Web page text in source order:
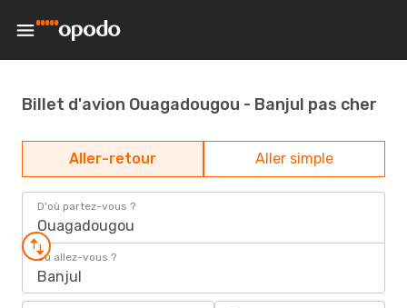
Billet d'avion Ouagadougou - Banjul pas cher
Aller-retour Aller simple
D'où partez-vous ?
Ouagadougou
Où allez-vous ?
Banjul